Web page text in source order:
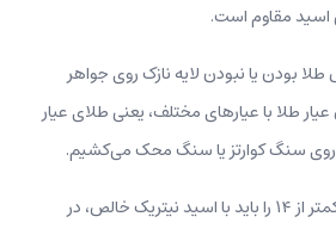
اسید مقاوم است.
بودن یا نبودن لایه نازک روی جواهر
طلا با عیارهای مختلف، یعنی طلای عیار
طلای عیار پایین یعنی عیار کمتر از ۱۴ را باید با اسید نیتریک خالص، در